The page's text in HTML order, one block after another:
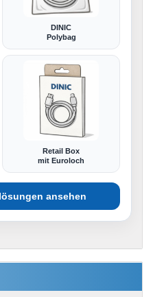
DINIC
Polybag
Retail Box
mit Euroloch
ansehen